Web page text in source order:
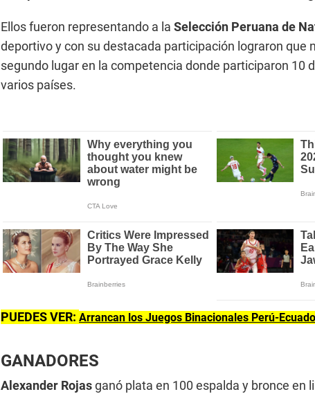
Ellos fueron representando a la Selección Peruana de
deportivo y con su destacada participación lograron que
segundo lugar en la competencia donde participaron 10
varios países.
PUEDES VER: Arrancan los Juegos Binacionales Perú-
GANADORES
Alexander Rojasganó plata en 100 espalda y bronce en